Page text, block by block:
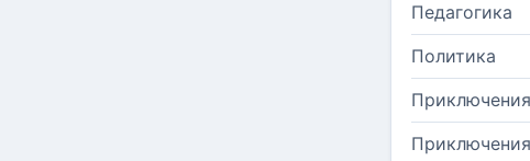
Педагогика
Политика
Приключения